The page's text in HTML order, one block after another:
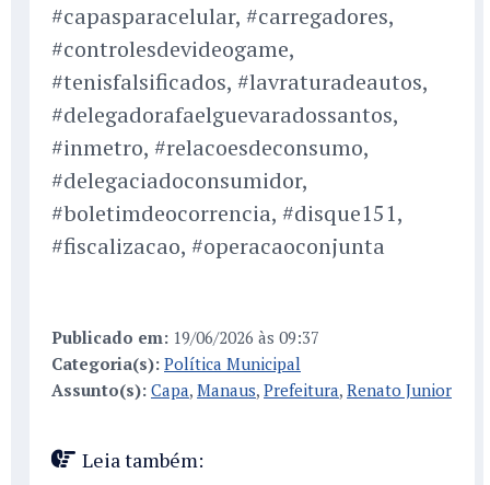
#capasparacelular, #carregadores,
#controlesdevideogame,
#tenisfalsificados, #lavraturadeautos,
#delegadorafaelguevaradossantos,
#inmetro, #relacoesdeconsumo,
#delegaciadoconsumidor,
#boletimdeocorrencia, #disque151,
#fiscalizacao, #operacaoconjunta
Publicado em: 19/06/2026 às 09:37
Categoria(s): Política Municipal
Assunto(s): Capa, Manaus, Prefeitura, Renato Junior
Leia também: